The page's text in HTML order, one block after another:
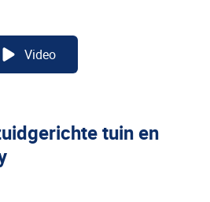
Video
tuin en